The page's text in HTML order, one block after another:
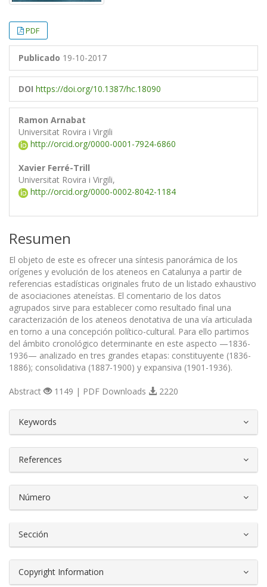
PDF
Publicado 19-10-2017
DOI https://doi.org/10.1387/hc.18090
Ramon Arnabat
Universitat Rovira i Virgili
http://orcid.org/0000-0001-7924-6860
Xavier Ferré-Trill
Universitat Rovira i Virgili,
http://orcid.org/0000-0002-8042-1184
Resumen
El objeto de este es ofrecer una síntesis panorámica de los
orígenes y evolución de los ateneos en Catalunya a partir de
referencias estadísticas originales fruto de un listado exhaustivo
de asociaciones ateneístas. El comentario de los datos
agrupados sirve para establecer como resultado final una
caracterización de los ateneos denotativa de una vía articulada
en torno a una concepción político-cultural. Para ello partimos
del ámbito cronológico determinante en este aspecto —1836-
1936— analizado en tres grandes etapas: constituyente (1836-
1886); consolidativa (1887-1900) y expansiva (1901-1936).
Abstract 1149 | PDF Downloads 2220
Keywords
References
Número
Sección
Copyright Information